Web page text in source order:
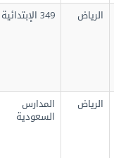
الرياض
الرياض المدارس
السعودية